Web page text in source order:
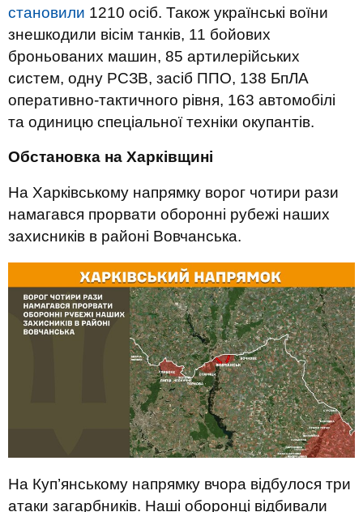
становили 1210 осіб. Також українські воїни
знешкодили вісім танків, 11 бойових
броньованих машин, 85 артилерійських
систем, одну РСЗВ, засіб ППО, 138 БпЛА
оперативно-тактичного рівня, 163 автомобілі
та одиницю спеціальної техніки окупантів.
Обстановка на Харківщині
На Харківському напрямку ворог чотири рази
намагався прорвати оборонні рубежі наших
захисників в районі Вовчанська.
На Куп’янському напрямку вчора відбулося три
атаки загарбників. Наші оборонці відбивали